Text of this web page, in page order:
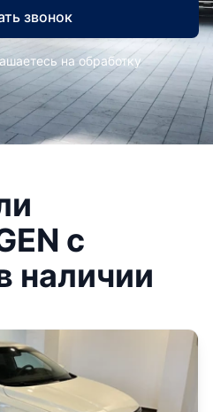
звонок
на обработку
с
наличии